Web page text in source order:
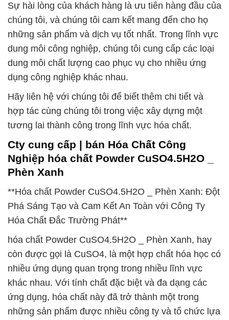
Sự hài lòng của khách hàng là ưu tiên hàng đầu của
chúng tôi, và chúng tôi cam kết mang đến cho họ
những sản phẩm và dịch vụ tốt nhất. Trong lĩnh vực
dung môi công nghiệp, chúng tôi cung cấp các loại
dung môi chất lượng cao phục vụ cho nhiều ứng
dụng công nghiệp khác nhau.
Hãy liên hệ với chúng tôi để biết thêm chi tiết và
hợp tác cùng chúng tôi trong việc xây dựng một
tương lai thành công trong lĩnh vực hóa chất.
Cty cung cấp | bán Hóa Chất Công
Nghiệp hóa chất Powder CuSO4.5H2O _
Phèn Xanh
**Hóa chất Powder CuSO4.5H2O _ Phèn Xanh: Đột
Phá Sáng Tạo và Cam Kết An Toàn với Công Ty
Hóa Chất Đắc Trường Phát**
hóa chất Powder CuSO4.5H2O _ Phèn Xanh, hay
còn được gọi là CuSO4, là một hợp chất hóa học có
nhiều ứng dụng quan trọng trong nhiều lĩnh vực
khác nhau. Với tính chất đặc biệt và đa dạng các
ứng dụng, hóa chất này đã trở thành một trong
những sản phẩm được nhiều công ty và tổ chức lựa